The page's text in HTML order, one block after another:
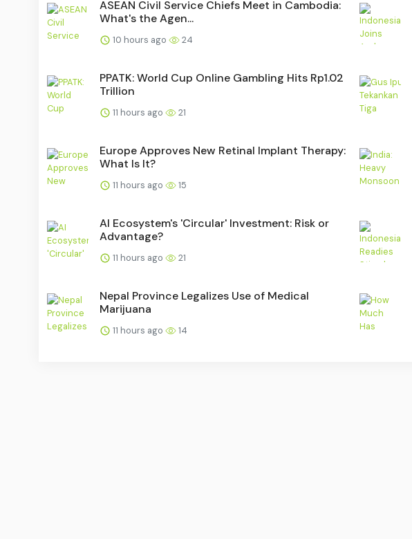
ASEAN Civil Service Chiefs Meet in Cambodia:
What's the Agen...
10 hours ago 24
PPATK: World Cup Online Gambling Hits Rp1.02
Trillion
11 hours ago 21
Europe Approves New Retinal Implant Therapy:
What Is It?
11 hours ago 15
AI Ecosystem's 'Circular' Investment: Risk or
Advantage?
11 hours ago 21
Nepal Province Legalizes Use of Medical
Marijuana
11 hours ago 14